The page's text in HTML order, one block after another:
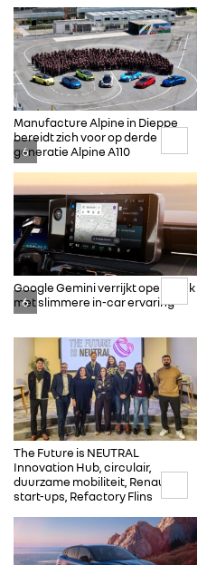
RENAULT GROUP
RENAULT
ALPINE
ALLIANCE
FOTO’S & VIDEO’S
IN DE MEDIA
6
Manufacture Alpine in Dieppe
bereidt zich voor op derde
generatie Alpine A110
6
Google Gemini verrijkt openR link
met slimmere in-car ervaring
The Future is NEUTRAL
Innovation Hub, circulair,
duurzame mobiliteit, Renault,
start-ups, Refactory Flins